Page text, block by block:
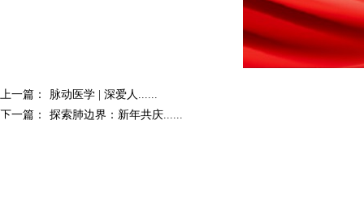
上一篇：
脉动医学 | 深爱人......
下一篇：
探索肺边界：新年共庆......